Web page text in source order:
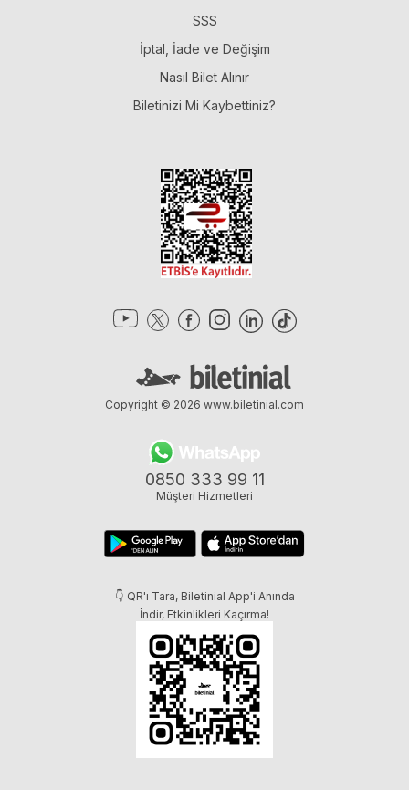
SSS
İptal, İade ve Değişim
Nasıl Bilet Alınır
Biletinizi Mi Kaybettiniz?
0850 333 99 11
Müşteri Hizmetleri
👇 QR'ı Tara, Biletinial App'i Anında
İndir, Etkinlikleri Kaçırma!
Copyright © 2026 www.biletinial.com